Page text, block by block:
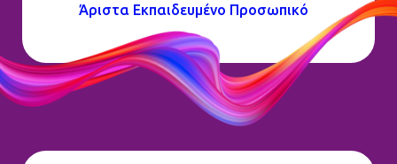
Άριστα Εκπαιδευμένο Προσωπικό